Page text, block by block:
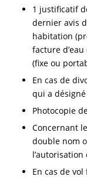
1 justificatif
dernier avis
habitation
facture
(fixe ou
En cas de
qui a
Photocopie
Concernant
double nom
En cas de